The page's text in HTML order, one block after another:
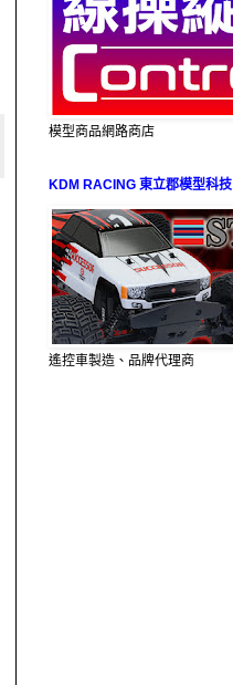
模型商品網路商店
KDM RACING 東立郡模型科技
遙控車製造、品牌代理商